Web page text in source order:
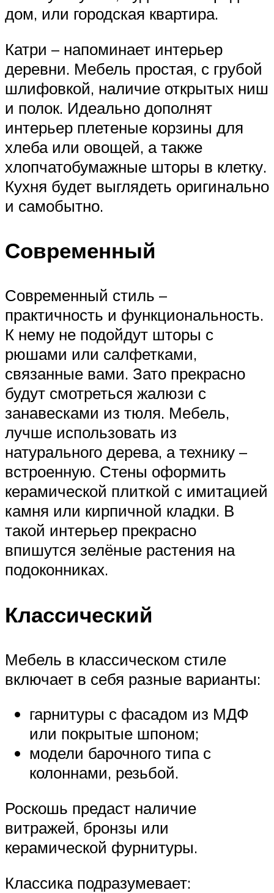
дом, или городская квартира.
Катри – напоминает интерьер
деревни. Мебель простая, с грубой
шлифовкой, наличие открытых ниш
и полок. Идеально дополнят
интерьер плетеные корзины для
хлеба или овощей, а также
хлопчатобумажные шторы в клетку.
Кухня будет выглядеть оригинально
и самобытно.
Современный
Современный стиль –
практичность и функциональность.
К нему не подойдут шторы с
рюшами или салфетками,
связанные вами. Зато прекрасно
будут смотреться жалюзи с
занавесками из тюля. Мебель,
лучше использовать из
натурального дерева, а технику –
встроенную. Стены оформить
керамической плиткой с имитацией
камня или кирпичной кладки. В
такой интерьер прекрасно
впишутся зелёные растения на
подоконниках.
Классический
Мебель в классическом стиле
включает в себя разные варианты:
гарнитуры с фасадом из МДФ
или покрытые шпоном;
модели барочного типа с
колоннами, резьбой.
Роскошь предаст наличие
витражей, бронзы или
керамической фурнитуры.
Классика подразумевает: